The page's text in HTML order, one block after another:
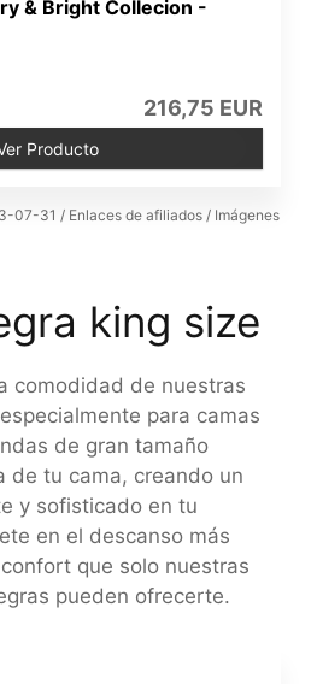
& Bright Collecion -
216,75 EUR
Producto
07-31 / Enlaces de afiliados / Imágenes
king size
comodidad de nuestras
para camas
de gran tamaño
de tu cama, creando un
y sofisticado en tu
en el descanso más
que solo nuestras
pueden ofrecerte.